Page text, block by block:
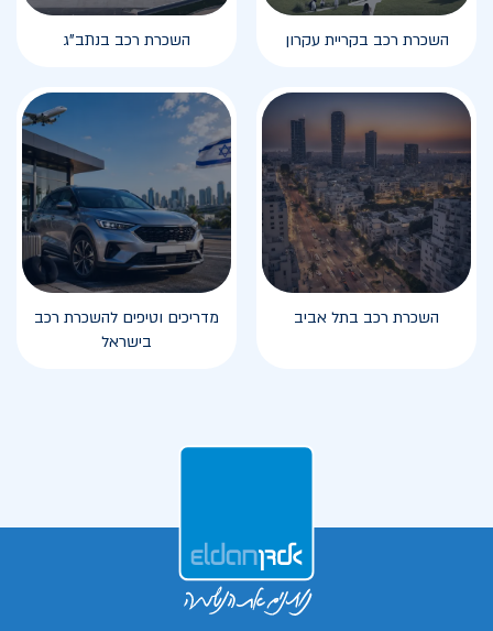
השכרת רכב בקריית עקרון השכרת רכב בנתב"ג
השכרת רכב בתל אביב
מדריכים וטיפים להשכרת רכב
בישראל